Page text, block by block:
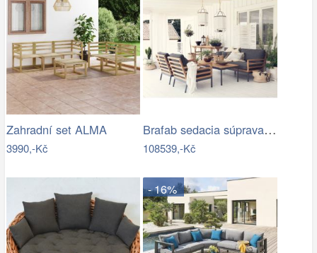
Zahradní set ALMA
3990,-Kč
Brafab sedacia súprava ZALONGO Mdum
108539,-Kč
- 16%